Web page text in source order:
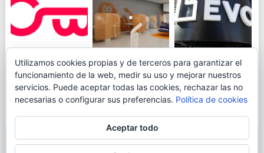
JUEGA AL
CANICÓDROMO
DIGITAL DE
OPENBANK
ING TOCA SUELO EN
LA RENTABILIDAD
DE SU CUENTA
NARANJA: 0,01% TAE
EVO BANK
PERMITIRÁ
INGRESAR DINERO
DESDE LAS OFICINAS
© 2026BLOGAHORRO.
Utilizamos cookies propias y de terceros para garantizar el
funcionamiento de la web, medir su uso y mejorar nuestros
servicios. Puede aceptar todas las cookies, rechazar las no
necesarias o configurar sus preferencias. Política de cookies
Aceptar todo